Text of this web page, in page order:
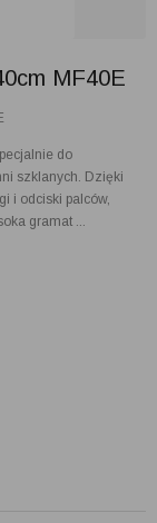
MF40E
do
szklanych. Dzięki
i odciski palców,
gramat ...